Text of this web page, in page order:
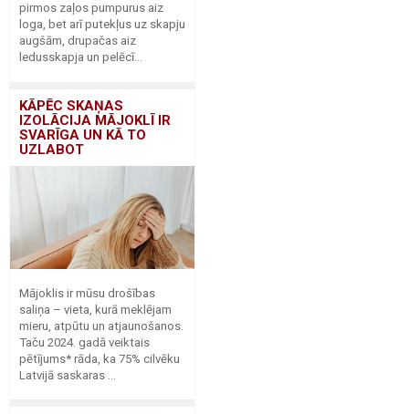
pirmos zaļos pumpurus aiz
loga, bet arī putekļus uz skapju
augšām, drupačas aiz
ledusskapja un pelēcī...
KĀPĒC SKAŅAS
IZOLĀCIJA MĀJOKLĪ IR
SVARĪGA UN KĀ TO
UZLABOT
Mājoklis ir mūsu drošības
saliņa – vieta, kurā meklējam
mieru, atpūtu un atjaunošanos.
Taču 2024. gadā veiktais
pētījums* rāda, ka 75% cilvēku
Latvijā saskaras ...